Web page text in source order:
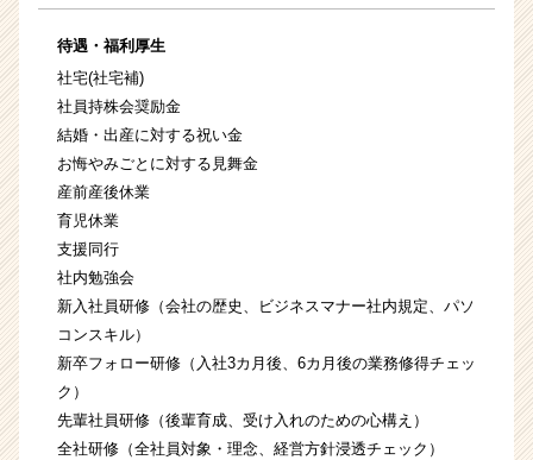
待遇・福利厚生
社宅(社宅補)
社員持株会奨励金
結婚・出産に対する祝い金
お悔やみごとに対する見舞金
産前産後休業
育児休業
支援同行
社内勉強会
新入社員研修（会社の歴史、ビジネスマナー社内規定、パソ
コンスキル）
新卒フォロー研修（入社3カ月後、6カ月後の業務修得チェッ
ク）
先輩社員研修（後輩育成、受け入れのための心構え）
全社研修（全社員対象・理念、経営方針浸透チェック）